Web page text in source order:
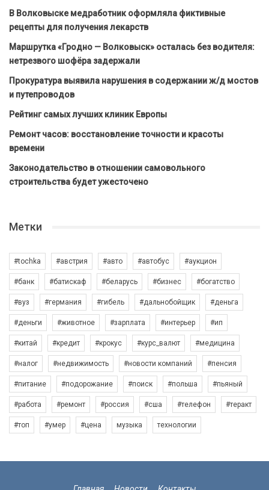
В Волковыске медработник оформляла фиктивные
рецепты для получения лекарств
Маршрутка «Гродно — Волковыск» осталась без водителя:
нетрезвого шофёра задержали
Прокуратура выявила нарушения в содержании ж/д мостов
и путепроводов
Рейтинг самых лучших клиник Европы
Ремонт часов: восстановление точности и красоты
времени
Законодательство в отношении самовольного
строительства будет ужесточено
Метки
#tochka #австрия #авто #автобус #аукцион
#банк #батискаф #беларусь #бизнес #богатство
#вуз #германия #гибель #дальнобойщик #деньга
#деньги #животное #зарплата #интерьер #ип
#китай #кредит #крокус #курс_валют #медицина
#налог #недвижимость #новости компаний #пенсия
#питание #подорожание #поиск #польша #пьяный
#работа #ремонт #россия #сша #телефон #теракт
#топ #умер #цена музыка технологии